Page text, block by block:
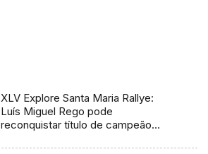
XLV Explore Santa Maria Rallye:
Luís Miguel Rego pode
reconquistar título de campeão